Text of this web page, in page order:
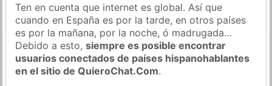
Ten en cuenta que internet es global. Así que
cuando en España es por la tarde, en otros países
es por la mañana, por la noche, ó madrugada…
Debido a esto,siempre es posible encontrar
usuarios conectados de países hispanohablantes
en el sitio de QuieroChat.Com.